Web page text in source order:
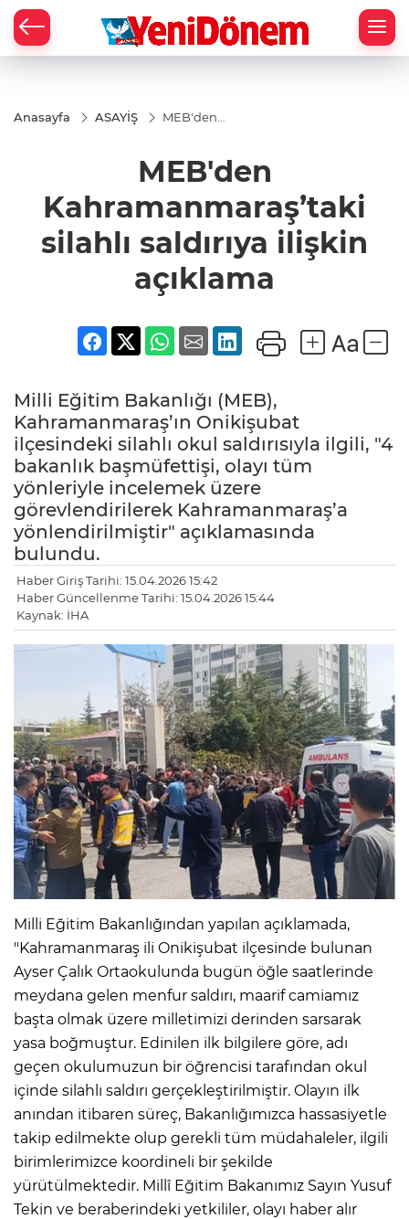
Anasayfa ASAYİŞ
MEB'den
açıklama
MEB'den
Kahramanmaraş’taki
silahlı saldırıya ilişkin
açıklama
Milli Eğitim Bakanlığı (MEB),
Kahramanmaraş’ın Onikişubat
ilçesindeki silahlı okul saldırısıyla ilgili, "4
bakanlık başmüfettişi, olayı tüm
yönleriyle incelemek üzere
görevlendirilerek Kahramanmaraş’a
yönlendirilmiştir" açıklamasında
bulundu.
Haber Giriş Tarihi: 15.04.2026 15:42
Haber Güncellenme Tarihi: 15.04.2026 15:44
Kaynak: İHA
Milli Eğitim Bakanlığından yapılan açıklamada,
"Kahramanmaraş ili Onikişubat ilçesinde bulunan
Ayser Çalık Ortaokulunda bugün öğle saatlerinde
meydana gelen menfur saldırı, maarif camiamız
başta olmak üzere milletimizi derinden sarsarak
yasa boğmuştur. Edinilen ilk bilgilere göre, adı
geçen okulumuzun bir öğrencisi tarafından okul
içinde silahlı saldırı gerçekleştirilmiştir. Olayın ilk
anından itibaren süreç, Bakanlığımızca hassasiyetle
takip edilmekte olup gerekli tüm müdahaleler, ilgili
birimlerimizce koordineli bir şekilde
yürütülmektedir. Millî Eğitim Bakanımız Sayın Yusuf
Tekin ve beraberindeki yetkililer, olayı haber alır